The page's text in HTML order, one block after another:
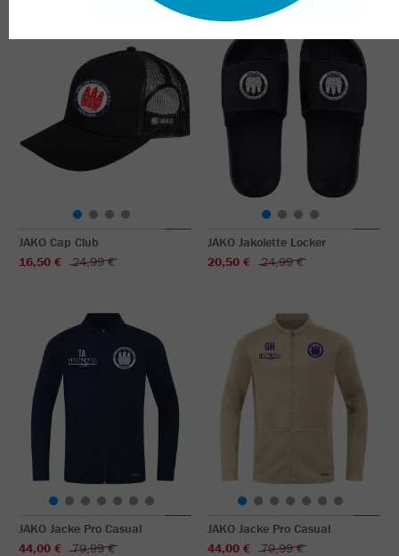
JAKO Cap Club
16,50 €
24,99 €
JAKO Jakolette Locker
20,50 €
24,99 €
JAKO Jacke Pro Casual
44,00 €
79,99 €
JAKO Jacke Pro Casual
44,00 €
79,99 €